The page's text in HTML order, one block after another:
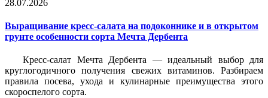
28.07.2026
Выращивание кресс-салата на подоконнике и в открытом
грунте особенности сорта Мечта Дербента
Кресс-салат Мечта Дербента — идеальный выбор для
круглогодичного получения свежих витаминов. Разбираем
правила посева, ухода и кулинарные преимущества этого
скороспелого сорта.